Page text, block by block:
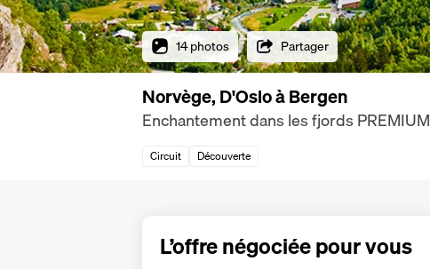
14 photos Partager
Norvège, D'Oslo à Bergen
Enchantement dans les fjords PREMIUM
Circuit Découverte
L’offre négociée pour vous